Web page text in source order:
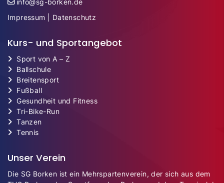
info@sg-borken.de
Impressum
Datenschutz
Kurs- und Sportangebot
Sport von A – Z
Ballschule
Breitensport
Fußball
Gesundheit und Fitness
Tri-Bike-Run
Tanzen
Tennis
Unser Verein
Die SG Borken ist ein Mehrspartenverein, der sich aus dem